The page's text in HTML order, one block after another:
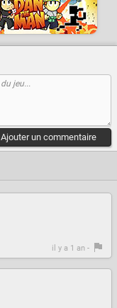
Ajouter un commentaire
il y a 1 an -